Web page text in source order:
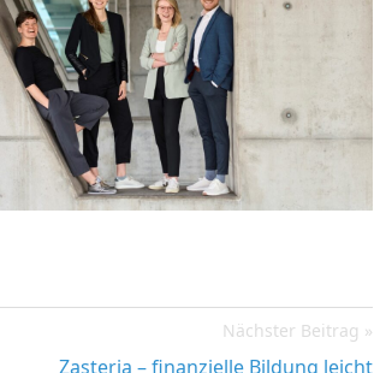
Nächster Beitrag
Zasteria – finanzielle Bildung leicht